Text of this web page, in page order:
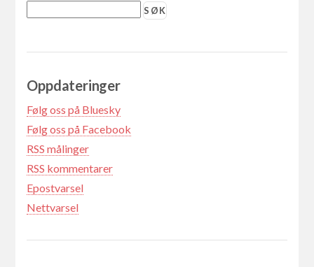
Oppdateringer
Følg oss på Bluesky
Følg oss på Facebook
RSS målinger
RSS kommentarer
Epostvarsel
Nettvarsel